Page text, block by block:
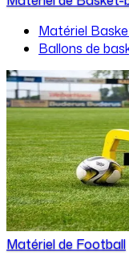
Matériel
Ballons de
Matériel de Football